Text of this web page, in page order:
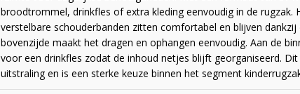
broodtrommel, drinkfles of extra kleding eenvoudig in de
verstelbare schouderbanden zitten comfortabel en blijven
bovenzijde maakt het dragen en ophangen eenvoudig. Aan de
voor een drinkfles zodat de inhoud netjes blijft georganiseerd.
uitstraling en is een sterke keuze binnen het segment